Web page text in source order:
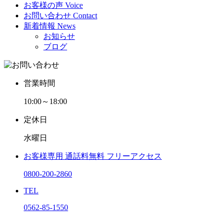
お客様の声 Voice
お問い合わせ Contact
新着情報 News
お知らせ
ブログ
営業時間
10:00～18:00
定休日
水曜日
お客様専用 通話料無料 フリーアクセス
0800-200-2860
TEL
0562-85-1550